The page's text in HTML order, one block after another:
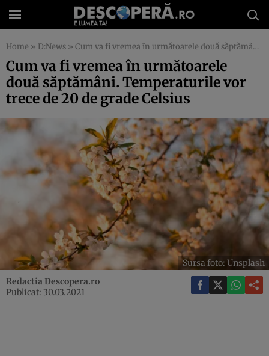
Home » D:News » Cum va fi vremea în următoarele două săptămâni. Temperaturile vor trece de 20 de grade Celsius
Cum va fi vremea în următoarele
două săptămâni. Temperaturile vor
trece de 20 de grade Celsius
Sursa foto: Unsplash
Redactia Descopera.ro
Publicat: 30.03.2021